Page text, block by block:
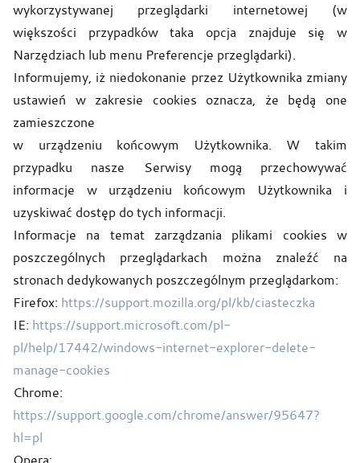
wykorzystywanej przeglądarki internetowej (w
większości przypadków taka opcja znajduje się w
Narzędziach lub menu Preferencje przeglądarki).
Informujemy, iż niedokonanie przez Użytkownika zmiany
ustawień w zakresie cookies oznacza, że będą one
zamieszczone
w urządzeniu końcowym Użytkownika. W takim
przypadku nasze Serwisy mogą przechowywać
informacje w urządzeniu końcowym Użytkownika i
uzyskiwać dostęp do tych informacji.
Informacje na temat zarządzania plikami cookies w
poszczególnych przeglądarkach można znaleźć na
stronach dedykowanych poszczególnym przeglądarkom:
Firefox: https://support.mozilla.org/pl/kb/ciasteczka
IE: https://support.microsoft.com/pl-
pl/help/17442/windows-internet-explorer-delete-
manage-cookies
Chrome:
https://support.google.com/chrome/answer/95647?
hl=pl